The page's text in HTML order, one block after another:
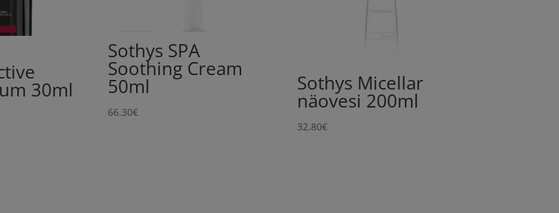
30ml
Sothys SPA
Soothing Cream
50ml
66.30€
Sothys Micellar
näovesi 200ml
32.80€